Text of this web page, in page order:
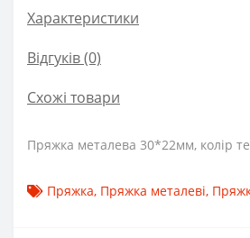
Характеристики
Відгуків (0)
Схожі товари
Пряжка металева 30*22мм, колір
Пряжка, Пряжка металеві,